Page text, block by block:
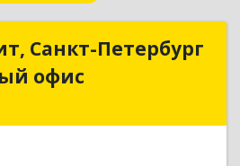
Санкт-Петербург
офис
Санкт-Петербург
Центральный офис